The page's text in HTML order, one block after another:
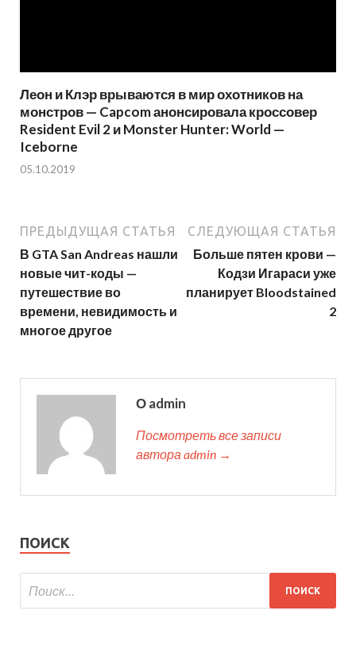
Леон и Клэр врываются в мир охотников на
монстров — Capcom анонсировала кроссовер
Resident Evil 2 и Monster Hunter: World —
Iceborne
05.10.2019
ПРЕДЫДУЩАЯ СТАТЬЯ
В GTA San Andreas нашли
новые чит-коды —
путешествие во
времени, невидимость и
многое другое
СЛЕДУЮЩАЯ СТАТЬЯ
Больше пятен крови —
Кодзи Игараси уже
планирует Bloodstained
2
О admin
Посмотреть все записи
автора admin →
ПОИСК